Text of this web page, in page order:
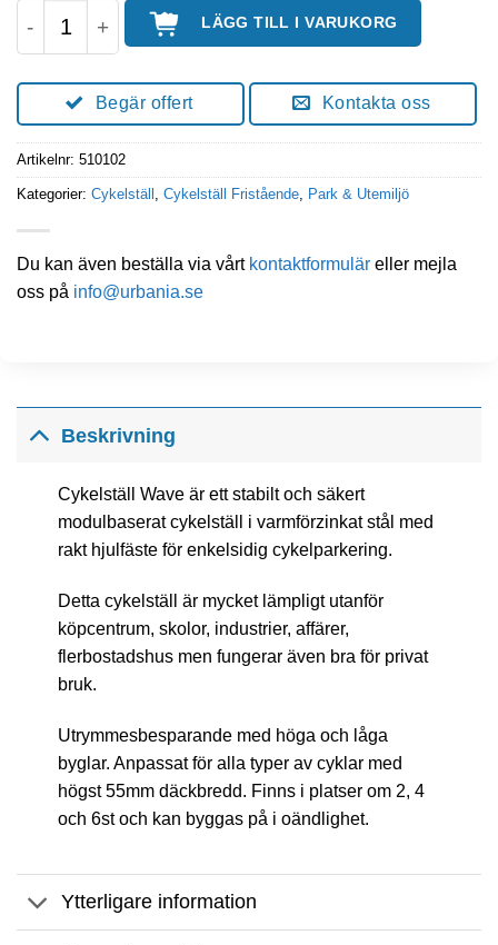
Cykelställ Wave 2, 4, 6 platser mängd
LÄGG TILL I VARUKORG
Begär offert Kontakta oss
Artikelnr: 510102
Kategorier: Cykelställ , Cykelställ Fristående, Park & Utemiljö
Du kan även beställa via vårt kontaktformulär eller mejla
oss på info@urbania.se
Beskrivning
Cykelställ Wave är ett stabilt och säkert
modulbaserat cykelställ i varmförzinkat stål med
rakt hjulfäste för enkelsidig cykelparkering.
Detta cykelställ är mycket lämpligt utanför
köpcentrum, skolor, industrier, affärer,
flerbostadshus men fungerar även bra för privat
bruk.
Utrymmesbesparande med höga och låga
byglar. Anpassat för alla typer av cyklar med
högst 55mm däckbredd. Finns i platser om 2, 4
och 6st och kan byggas på i oändlighet.
Ytterligare information